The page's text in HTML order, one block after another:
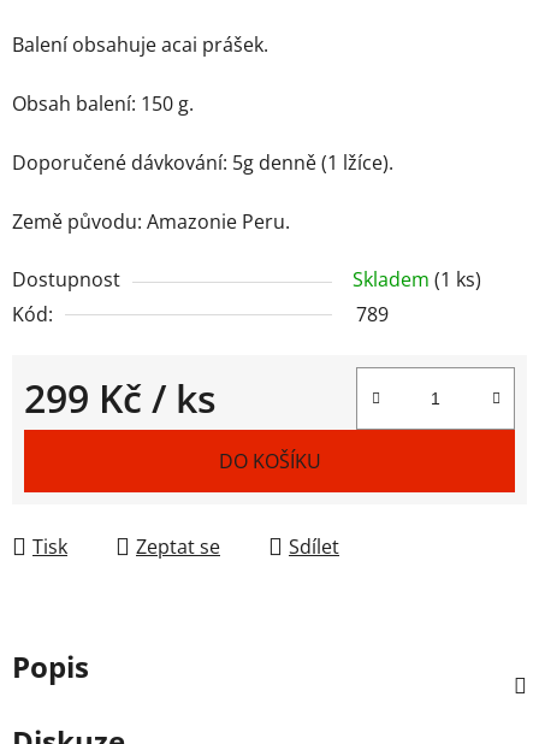
Balení obsahuje acai prášek.
Obsah balení: 150 g.
Doporučené dávkování: 5g denně (1 lžíce).
Země původu: Amazonie Peru.
Dostupnost Skladem (1 ks)
Kód:
789
299 Kč / ks
Měrná cena:
DO KOŠÍKU
Tisk Zeptat se Sdílet
Popis